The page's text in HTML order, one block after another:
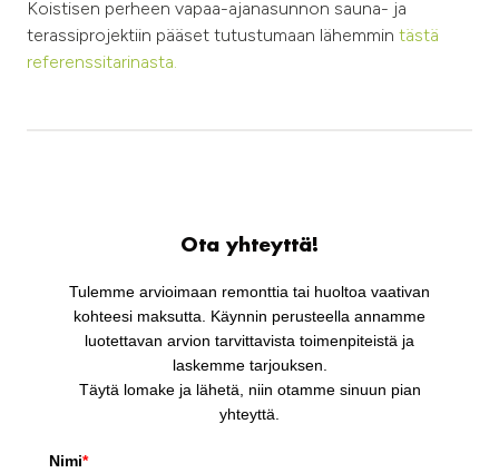
Koistisen perheen vapaa-ajanasunnon sauna- ja
terassiprojektiin pääset tutustumaan lähemmin tästä
referenssitarinasta.
Ota yhteyttä!
Tulemme arvioimaan remonttia tai huoltoa vaativan
kohteesi maksutta. Käynnin perusteella annamme
luotettavan arvion tarvittavista toimenpiteistä ja
laskemme tarjouksen.
Täytä lomake ja lähetä, niin otamme sinuun pian
yhteyttä.
Nimi*